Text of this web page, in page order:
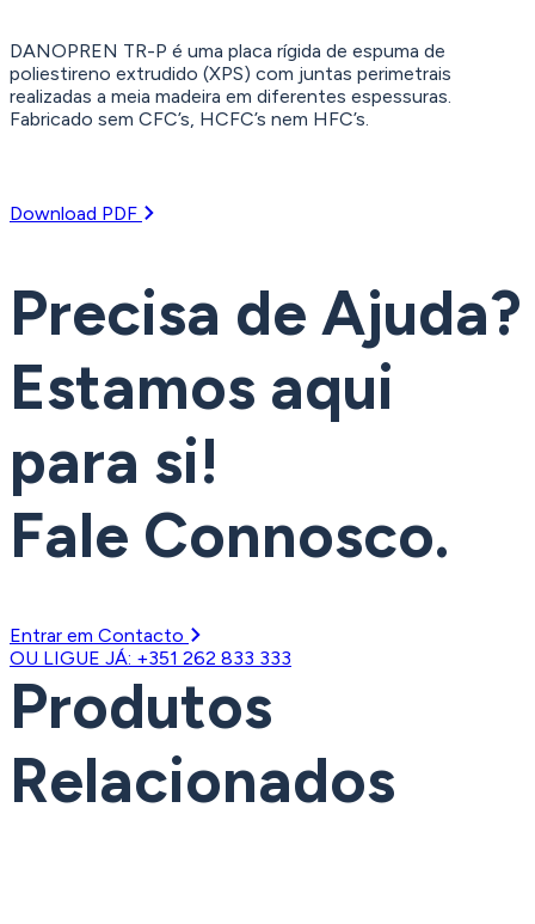
DANOPREN TR-P é uma placa rígida de espuma de
poliestireno extrudido (XPS) com juntas perimetrais
realizadas a meia madeira em diferentes espessuras.
Fabricado sem CFC’s, HCFC’s nem HFC’s.
Download PDF
Precisa de Ajuda?
Estamos aqui
para si!
Fale Connosco.
Entrar em Contacto
OU LIGUE JÁ: +351 262 833 333
Produtos
Relacionados